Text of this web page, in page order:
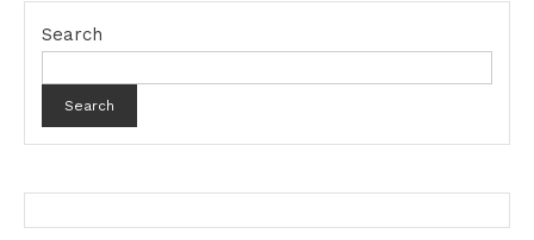
Search
Search